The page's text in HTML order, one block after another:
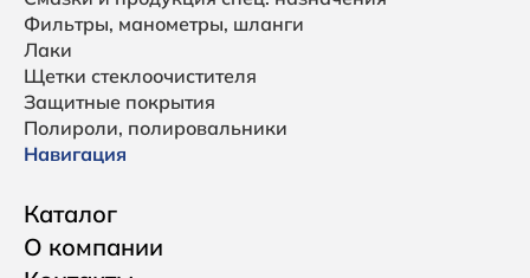
Фильтры, манометры, шланги
Лаки
Щетки стеклоочистителя
Защитные покрытия
Полироли, полировальники
Навигация
Каталог
О компании